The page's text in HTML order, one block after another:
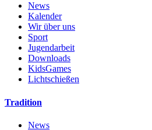
News
Kalender
Wir über uns
Sport
Jugendarbeit
Downloads
KidsGames
Lichtschießen
Tradition
News